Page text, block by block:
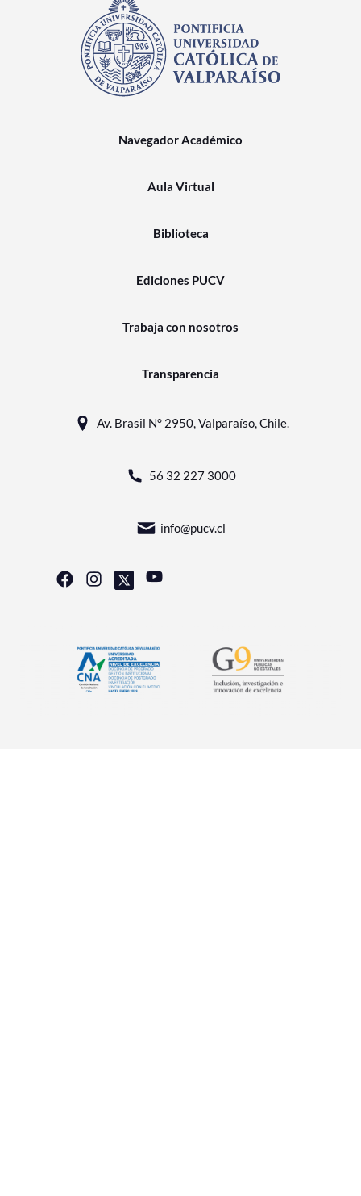
Navegador Académico
Aula Virtual
Biblioteca
Ediciones PUCV
Trabaja con nosotros
Transparencia
Av. Brasil N° 2950, Valparaíso, Chile.
56 32 227 3000
info@pucv.cl